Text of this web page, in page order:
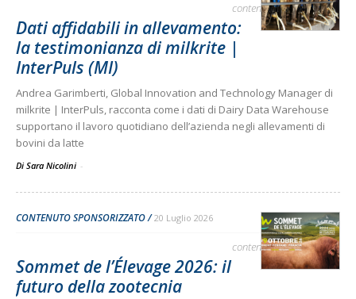
contenuto sponsorizzato
Dati affidabili in allevamento:
la testimonianza di milkrite |
InterPuls (MI)
Andrea Garimberti, Global Innovation and Technology Manager di
milkrite | InterPuls, racconta come i dati di Dairy Data Warehouse
supportano il lavoro quotidiano dell’azienda negli allevamenti di
bovini da latte
Di Sara Nicolini -
CONTENUTO SPONSORIZZATO 20 Luglio 2026
contenuto sponsorizzato
Sommet de l’Élevage 2026: il
futuro della zootecnia